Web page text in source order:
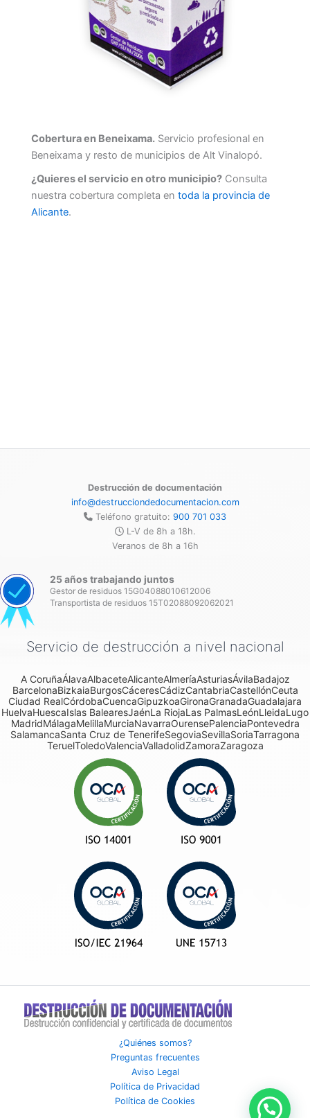
Cobertura en Beneixama. Servicio profesional en
Beneixama y resto de municipios de Alt Vinalopó.
¿Quieres el servicio en otro municipio? Consulta
nuestra cobertura completa en toda la provincia de
Alicante.
Destrucción de documentación
info@destrucciondedocumentacion.com
Teléfono gratuito: 900 701 033
L-V de 8h a 18h.
Veranos de 8h a 16h
25 años trabajando juntos
Gestor de residuos 15G04088010612006
Transportista de residuos 15T02088092062021
Servicio de destrucción a nivel nacional
A CoruñaÁlavaAlbaceteAlicanteAlmeríaAsturiasÁvilaBadajoz
BarcelonaBizkaiaBurgosCáceresCádizCantabriaCastellónCeuta
Ciudad RealCórdobaCuencaGipuzkoaGironaGranadaGuadalajara
HuelvaHuescaIslas BalearesJaénLa RiojaLas PalmasLeónLleidaLugo
MadridMálagaMelillaMurciaNavarraOurensePalenciaPontevedra
SalamancaSanta Cruz de TenerifeSegoviaSevillaSoriaTarragona
TeruelToledoValenciaValladolidZamoraZaragoza
¿Quiénes somos?
Preguntas frecuentes
Aviso Legal
Política de Privacidad
Política de Cookies